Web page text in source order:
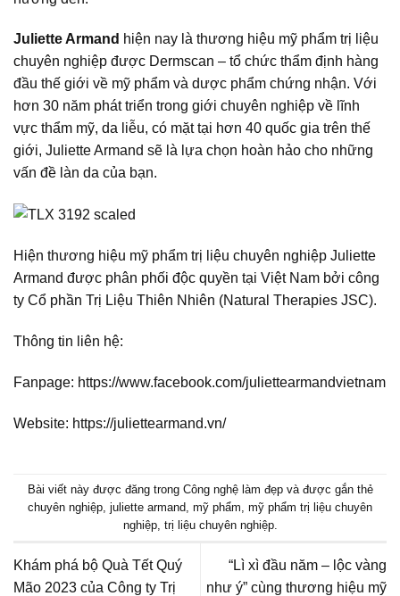
Juliette Armand hiện nay là thương hiệu mỹ phẩm trị liệu
chuyên nghiệp được Dermscan – tổ chức thẩm định hàng
đầu thế giới về mỹ phẩm và dược phẩm chứng nhận. Với
hơn 30 năm phát triển trong giới chuyên nghiệp về lĩnh
vực thẩm mỹ, da liễu, có mặt tại hơn 40 quốc gia trên thế
giới, Juliette Armand sẽ là lựa chọn hoàn hảo cho những
vấn đề làn da của bạn.
Hiện thương hiệu mỹ phẩm trị liệu chuyên nghiệp Juliette
Armand được phân phối độc quyền tại Việt Nam bởi công
ty Cổ phần Trị Liệu Thiên Nhiên (Natural Therapies JSC).
Thông tin liên hệ:
Fanpage: https://www.facebook.com/juliettearmandvietnam
Website: https://juliettearmand.vn/
Bài viết này được đăng trong Công nghệ làm đẹpvà được gắn thẻ
chuyên nghiệp juliette armand mỹ phẩm mỹ phẩm trị liệu chuyên
nghiệp, trị liệu chuyên nghiệp.
Khám phá bộ Quà Tết Quý
Mão 2023 của Công ty Trị
“Lì xì đầu năm – lộc vàng
như ý” cùng thương hiệu mỹ